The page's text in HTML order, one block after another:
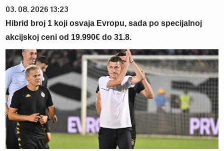
03. 08. 2026 13:23
Hibrid broj 1 koji osvaja Evropu, sada po specijalnoj
akcijskoj ceni od 19.990€ do 31.8.